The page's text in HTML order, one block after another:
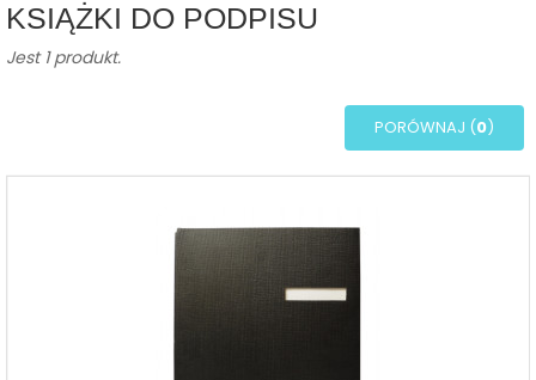
KSIĄŻKI DO PODPISU
Jest 1 produkt.
PORÓWNAJ (0)